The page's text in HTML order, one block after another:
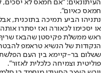
העיתונאים: ״אם חמאס לא יסכים,
חמאס כאיום״.
נתניהו הביע תמיכה בתוכנית,
או יסכימו לכאורה ואז יסתרו
הנקודות של הנשיא טראמפ
ששלום בר-קיימא בין העם
פוליטית וצמיחה כלכלית לאזור״.